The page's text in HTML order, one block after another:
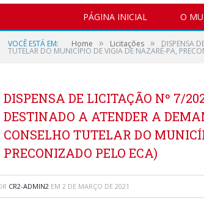
PÁGINA INICIAL O
VOCÊ ESTÁ EM: Home » Licitações » DISPENSA
TUTELAR DO MUNICÍPIO DE VIGIA DE NAZARÉ-PA,
DISPENSA DE LICITAÇÃO Nº 7/
DESTINADO A ATENDER A
CONSELHO TUTELAR DO
PRECONIZADO PELO ECA)
CR2-ADMIN2 EM 2 DE MARÇO DE 2021